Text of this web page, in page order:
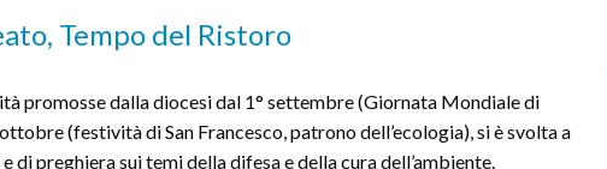
nascita
Tempo del Ristoro
promosse dalla diocesi dal 1° settembre (Giornata Mondiale di
(festività di San Francesco, patrono dell’ecologia), si è svolta a
di preghiera sui temi della difesa e della cura dell’ambiente.